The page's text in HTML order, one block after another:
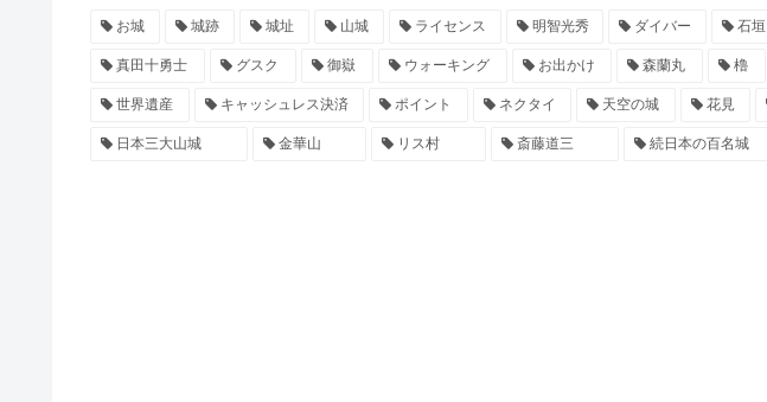
お城 城跡 城址 山城 ライセンス 明智光秀 ダイバー 石垣
真田十勇士 グスク 御嶽 ウォーキング お出かけ 森蘭丸 櫓
世界遺産 キャッシュレス決済 ポイント ネクタイ 天空の城 花見
日本三大山城 金華山 リス村 斎藤道三 続日本の百名城